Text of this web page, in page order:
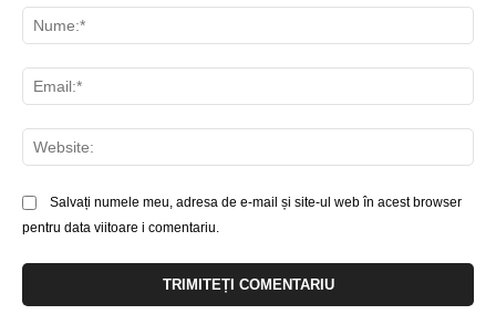
Salvați numele meu, adresa de e-mail și site-ul web în acest browser
pentru data viitoare i comentariu.